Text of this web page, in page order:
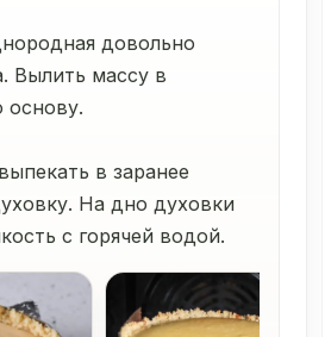
довольно
Вылить массу в
в заранее
На дно духовки
с горячей водой.